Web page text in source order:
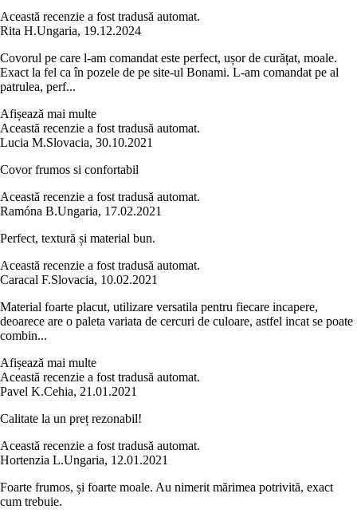
Această recenzie a fost tradusă automat.
Rita H.Ungaria, 19.12.2024
Covorul pe care l-am comandat este perfect, ușor de curățat, moale.
Exact la fel ca în pozele de pe site-ul Bonami. L-am comandat pe al
patrulea, perf...
Afișează mai multe
Această recenzie a fost tradusă automat.
Lucia M.Slovacia, 30.10.2021
Covor frumos si confortabil
Această recenzie a fost tradusă automat.
Ramóna B.Ungaria, 17.02.2021
Perfect, textură și material bun.
Această recenzie a fost tradusă automat.
Caracal F.Slovacia, 10.02.2021
Material foarte placut, utilizare versatila pentru fiecare incapere,
deoarece are o paleta variata de cercuri de culoare, astfel incat se poate
combin...
Afișează mai multe
Această recenzie a fost tradusă automat.
Pavel K.Cehia, 21.01.2021
Calitate la un preț rezonabil!
Această recenzie a fost tradusă automat.
Hortenzia L.Ungaria, 12.01.2021
Foarte frumos, și foarte moale. Au nimerit mărimea potrivită, exact
cum trebuie.